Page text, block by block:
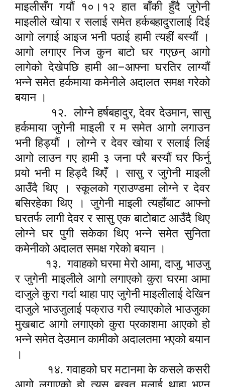
माइलीसँग गयौं १०।१२ हात बाँकी हुँदै जुगेनी
माइलीले खोया र सलाई समेत हर्कबहादुरालाई दिई
आगो लगाई आइज भनी पठाई हामी त्यहीं बस्यौं ।
आगो लगाएर निज कुन बाटो घर गएछन् आगो
लागेको देखेपछि हामी आ–आफ्ना घरतिर लाग्यौं
भन्ने समेत हर्कमाया कमेनीले अदालत समक्ष गरेको
बयान ।
१२.
लोग्ने हर्षबहादुर,देवर देउमान,सासु
हर्कमाया जुगेनी माइली र म समेत आगो लगाउन
भनी हिड्यौं । लोग्ने र देवर खोया र सलाई लिई
आगो लाउन गए हामी ३ जना परै बस्यौं घर फिर्नु
पर्‍योभनी म हिड्दै थिएँ । सासु र जुगेनी माइली
आउँदै थिए । स्कूलको ग्राउण्डमा लोग्ने र देवर
बसिरहेका थिए । जुगेनी माइली त्यहाँबाट आफ्नो
घरतर्फ लागी देवर र सासु एक बाटोबाट आउँदै थिए
लोग्ने घर पुगी सकेका थिए भन्ने समेत सुनिता
कमेनीको अदालत समक्ष गरेको बयान ।
१३. गवाहको घरमा मेरो आमा,दाजु,भाउजु
र जुगेनी माइलीले आगो लगाएको कुरा घरमा आमा
दाजुले कुरा गर्दा थाहा पाए जुगेनी माइलीलाई देखिन
दाजुले भाउजुलाई पक्राउ गरी ल्याएकोले भाउजुका
मुखबाट आगो लगाएको कुरा प्रकाशमा आएको हो
भन्ने समेत देउमान कामीको अदालतमा भएको बयान
।
१४. गवाहको घर मटानमा के कसले कसरी